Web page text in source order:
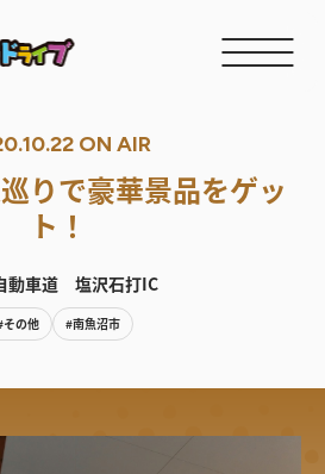
ON AIR
りで豪華景品をゲッ
ト！
動車道 塩沢石打IC
その他 #南魚沼市